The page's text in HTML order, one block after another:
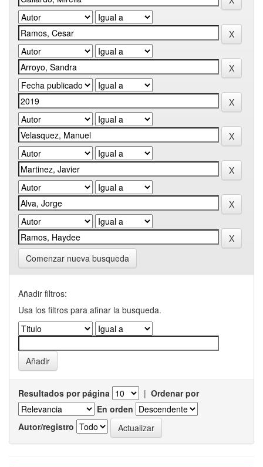
Comenzar nueva busqueda
Añadir filtros:
Usa los filtros para afinar la busqueda.
Resultados por página | Ordenar por
En orden
Autor/registro